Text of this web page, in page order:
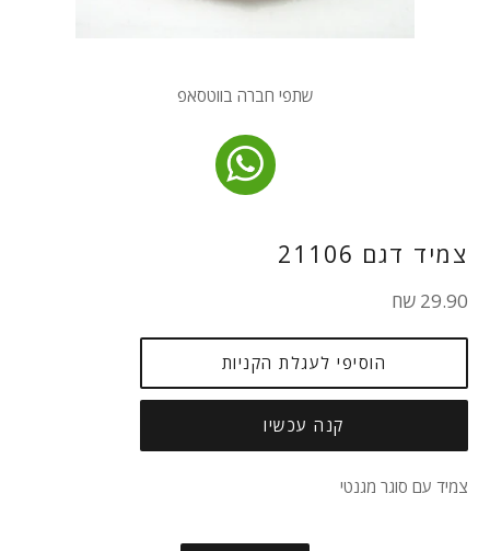
שתפי חברה בווטסאפ
צמיד דגם 21106
מחיר
29.90 שח
הוסיפי לעגלת הקניות
קנה עכשיו
צמיד עם סוגר מגנטי